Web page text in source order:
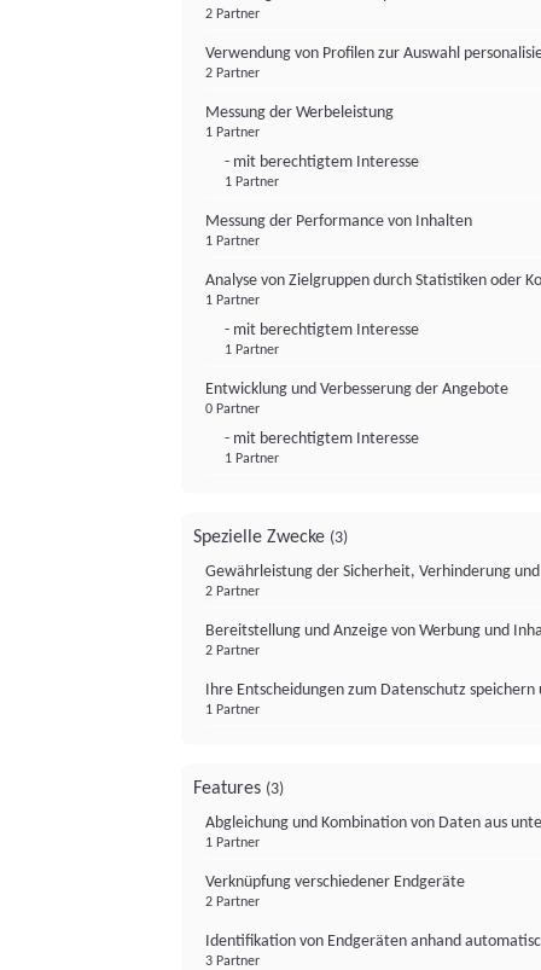
2 Partner
Verwendung von Profilen zur Auswahl
2 Partner
Messung der Werbeleistung
1 Partner
- mit berechtigtem Interesse
1 Partner
Messung der Performance von Inhalten
1 Partner
Analyse von Zielgruppen durch Statistiken oder
1 Partner
- mit berechtigtem Interesse
1 Partner
Entwicklung und Verbesserung der Angebote
0 Partner
- mit berechtigtem Interesse
1 Partner
Spezielle Zwecke (3)
Gewährleistung der Sicherheit, Verhinderung
2 Partner
Bereitstellung und Anzeige von Werbung und
2 Partner
Ihre Entscheidungen zum Datenschutz
1 Partner
Features (3)
Abgleichung und Kombination von Daten aus
1 Partner
Verknüpfung verschiedener Endgeräte
2 Partner
Identifikation von Endgeräten anhand
3 Partner